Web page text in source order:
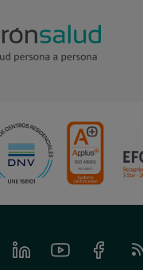
LinkedinYoutube FacebookFeed